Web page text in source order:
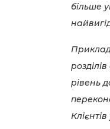
більше
рівень